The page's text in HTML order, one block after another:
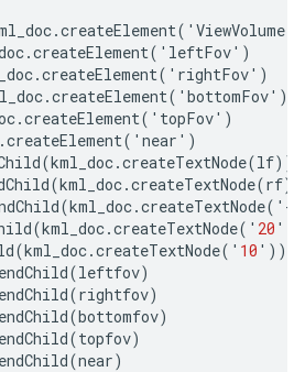
.createElement( ' ViewVolume
.createElement( ' leftFov' )
.createElement( ' rightFov' )
.createElement( ' bottomFov' )
.createElement( ' topFov' )
.createElement( ' near ' )
(kml_doc.createTextNode(lf))
(kml_doc.createTextNode(rf))
(kml_doc.createTextNode( ' -
(kml_doc.createTextNode( ' 20 '
(kml_doc.createTextNode( ' 10 ' ))
(leftfov)
(rightfov)
(bottomfov)
(topfov)
(near)